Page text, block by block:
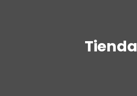
Tienda